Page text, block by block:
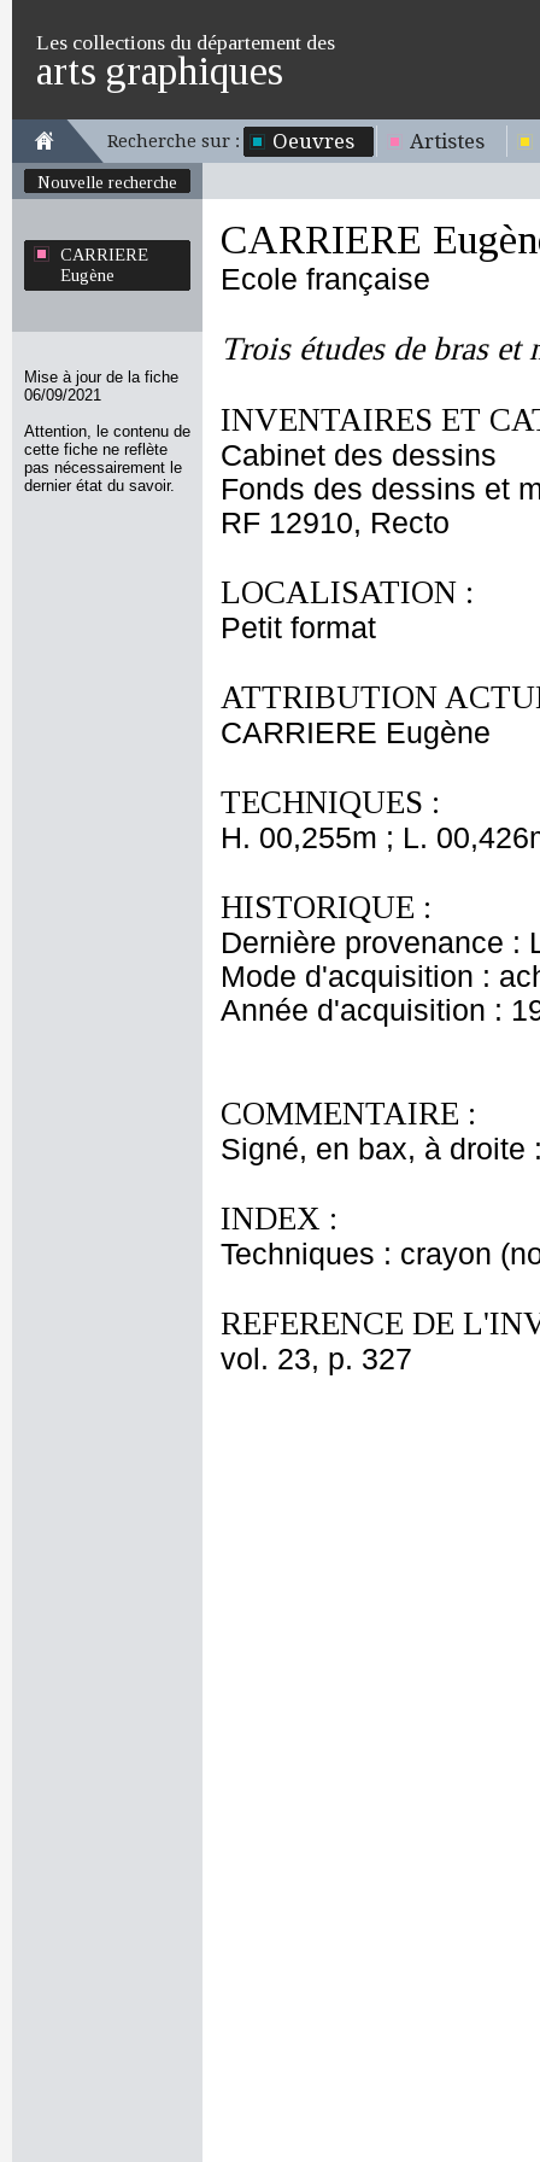
Les collections du département des
arts graphiques
Recherche sur : Oeuvres Artistes
Nouvelle recherche
CARRIERE
Eugène
Mise à jour de la fiche
06/09/2021
Attention, le contenu de
cette fiche ne reflète
pas nécessairement le
dernier état du savoir.
CARRIERE
Ecole française
Trois études de bras
INVENTAIRES ET
Cabinet des dessins
Fonds des dessins et
RF 12910, Recto
LOCALISATION :
Petit format
ATTRIBUTION
CARRIERE Eugène
TECHNIQUES :
H. 00,255m ; L.
HISTORIQUE :
Dernière provenance :
Mode d'acquisition :
Année d'acquisition :
COMMENTAIRE :
Signé, en bax, à droite
INDEX :
Techniques : crayon
REFERENCE DE
vol. 23, p. 327